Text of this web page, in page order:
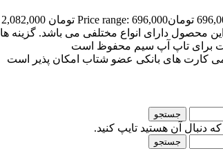
تومانPrice range: 696,000 تومان through 2,082,000 تومان
این محصول دارای انواع مختلفی می باشد.
برای تاپ آپ سیم محفوظ است
کارت های بانکی عضو شتاب امکان پذیر است
جستجو
دنبال آن هستید تایپ کنید.
جستجو